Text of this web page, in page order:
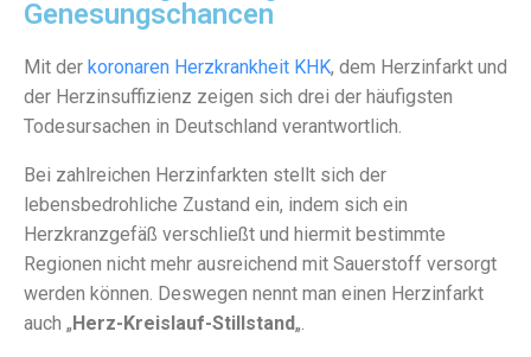
Genesungschancen
Mit der koronaren Herzkrankheit KHK, dem Herzinfarkt und
der Herzinsuffizienz zeigen sich drei der häufigsten
Todesursachen in Deutschland verantwortlich.
Bei zahlreichen Herzinfarkten stellt sich der
lebensbedrohliche Zustand ein, indem sich ein
Herzkranzgefäß verschließt und hiermit bestimmte
Regionen nicht mehr ausreichend mit Sauerstoff versorgt
werden können. Deswegen nennt man einen Herzinfarkt
auch „Herz-Kreislauf-Stillstand„.